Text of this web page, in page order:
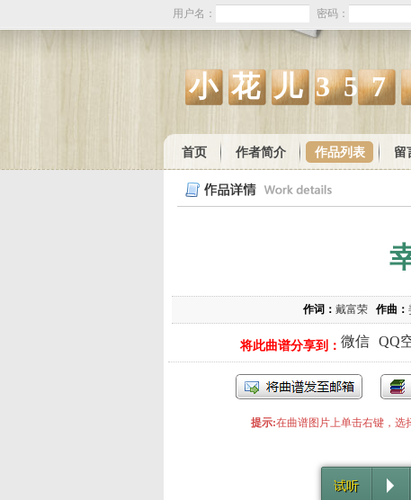
用户名： 密码：
小花儿357
首页 作者简介 作品列表 留
作词： 戴富荣 作曲：
将此曲谱分享到： 微信 QQ
提示:在曲谱图片上单击右键，选
试听